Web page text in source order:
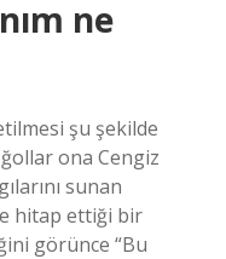
ne
şu şekilde
ona Cengiz
sunan
hitap ettiği bir
görünce “Bu